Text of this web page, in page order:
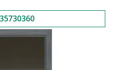
35730360